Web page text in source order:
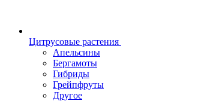
Цитрусовые растения
Апельсины
Бергамоты
Гибриды
Грейпфруты
Другое